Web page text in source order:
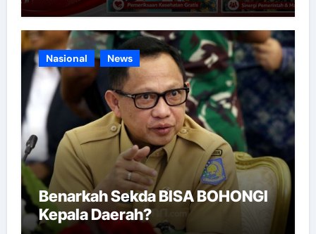
Nasional News
Benarkah Sekda BISA BOHONGI
Kepala Daerah?